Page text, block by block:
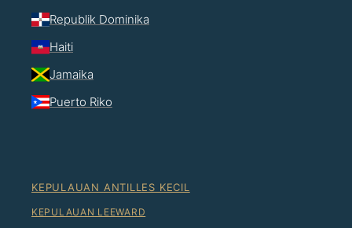
Republik Dominika
Haiti
Jamaika
Puerto Riko
KEPULAUAN ANTILLES KECIL
KEPULAUAN LEEWARD